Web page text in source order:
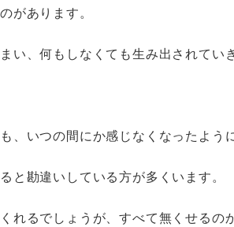
があります。
い、何もしなくても生み出されていき
、いつの間にか感じなくなったよう
と勘違いしている方が多くいます。
れるでしょうが、すべて無くせるの